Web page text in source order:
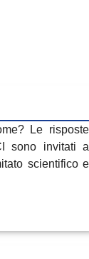
Le risposte
sono invitati a
scientifico e